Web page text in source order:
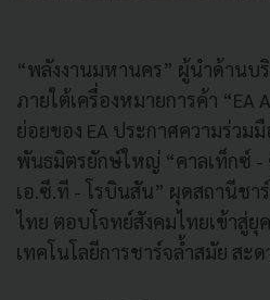
“พลังงานมหานคร” ผู้นำด้านบ
ภายใต้เครื่องหมายการค้า “EA
ย่อยของ EA ประกาศความร่วม
พันธมิตรยักษ์ใหญ่ “คาลเท็กซ์
เอ.ซี.ที - โรบินสัน” ผุดสถานีช
ไทย ตอบโจทย์สังคมไทยเข้าสู่
เทคโนโลยีการชาร์จล้ำสมัย สะ